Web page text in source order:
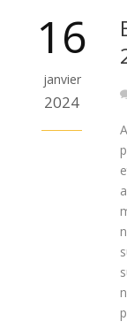
16
janvier
2024